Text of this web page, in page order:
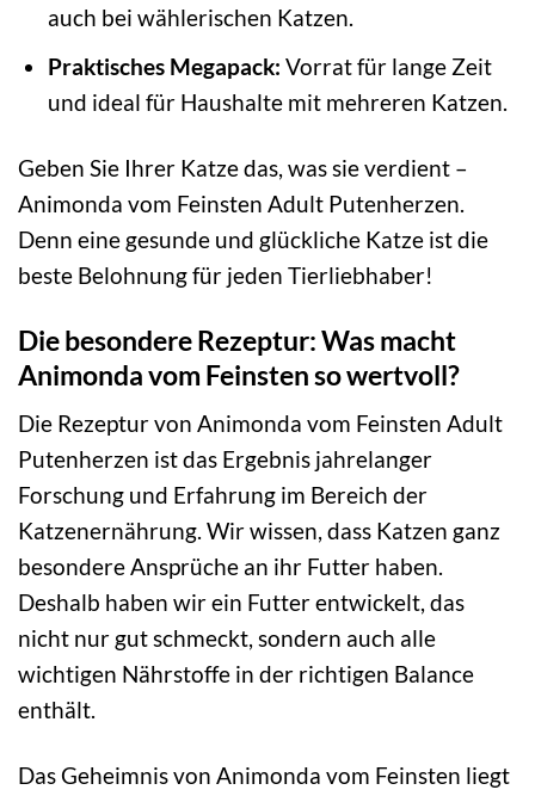
auch bei wählerischen Katzen.
Praktisches Megapack: Vorrat für lange Zeit
und ideal für Haushalte mit mehreren Katzen.
Geben Sie Ihrer Katze das, was sie verdient –
Animonda vom Feinsten Adult Putenherzen.
Denn eine gesunde und glückliche Katze ist die
beste Belohnung für jeden Tierliebhaber!
Die besondere Rezeptur: Was macht
Animonda vom Feinsten so wertvoll?
Die Rezeptur von Animonda vom Feinsten Adult
Putenherzen ist das Ergebnis jahrelanger
Forschung und Erfahrung im Bereich der
Katzenernährung. Wir wissen, dass Katzen ganz
besondere Ansprüche an ihr Futter haben.
Deshalb haben wir ein Futter entwickelt, das
nicht nur gut schmeckt, sondern auch alle
wichtigen Nährstoffe in der richtigen Balance
enthält.
Das Geheimnis von Animonda vom Feinsten liegt